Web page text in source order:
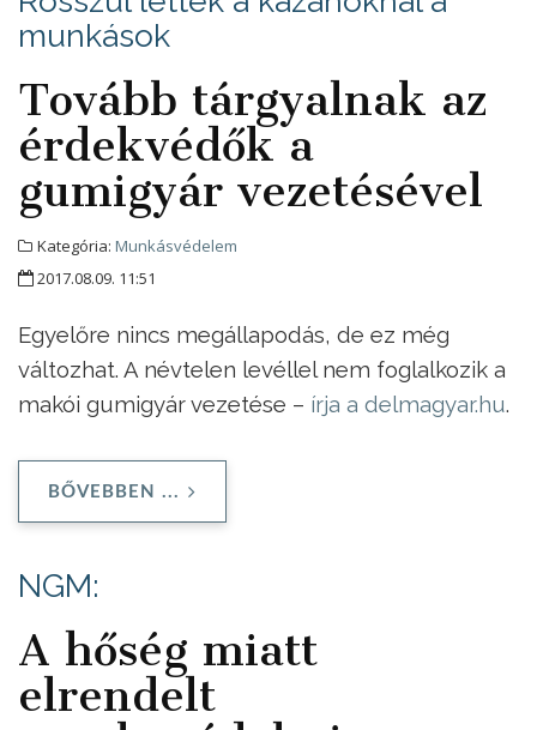
munkások
Tovább tárgyalnak az
érdekvédők a
gumigyár vezetésével
Kategória: Munkásvédelem
2017.08.09. 11:51
Egyelőre nincs megállapodás, de ez még
változhat. A névtelen levéllel nem foglalkozik a
makói gumigyár vezetése – írja a delmagyar.hu.
BŐVEBBEN ...
NGM:
A hőség miatt
elrendelt